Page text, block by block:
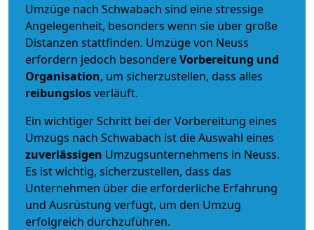
Umzüge nach Schwabach sind eine stressige
Angelegenheit, besonders wenn sie über große
Distanzen stattfinden. Umzüge von Neuss
erfordern jedoch besondereVorbereitung und
Organisation, um sicherzustellen, dass alles
reibungslosverläuft.
Ein wichtiger Schritt bei der Vorbereitung eines
Umzugs nach Schwabach ist die Auswahl eines
zuverlässigen Umzugsunternehmens in Neuss.
Es ist wichtig, sicherzustellen, dass das
Unternehmen über die erforderliche Erfahrung
und Ausrüstung verfügt, um den Umzug
erfolgreich durchzuführen.